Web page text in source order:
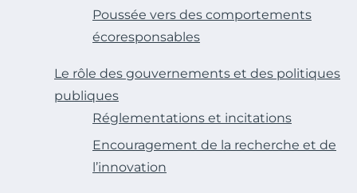
Poussée vers des comportements
écoresponsables
Le rôle des gouvernements et des politiques
publiques
Réglementations et incitations
Encouragement de la recherche et de
l’innovation